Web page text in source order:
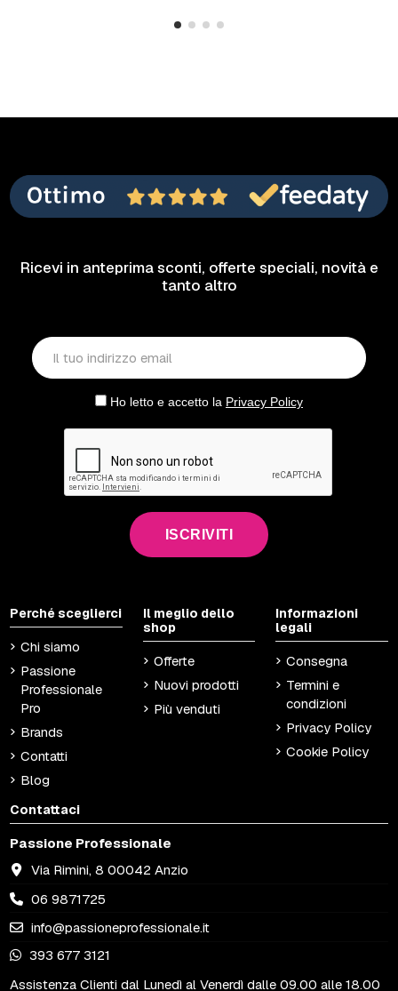
Ricevi in anteprima sconti, offerte speciali, novità e
tanto altro
Ho letto e accetto la Privacy Policy
ISCRIVITI
Perché sceglierci
Chi siamo
Passione
Professionale
Pro
Brands
Contatti
Blog
Il meglio dello
shop
Offerte
Nuovi prodotti
Più venduti
Informazioni
legali
Consegna
Termini e
condizioni
Privacy Policy
Cookie Policy
Contattaci
Passione Professionale
Via Rimini, 8 00042 Anzio
06 9871725
info@passioneprofessionale.it
393 677 3121
Assistenza Clienti dal Lunedì al Venerdì dalle 09.00 alle 18.00